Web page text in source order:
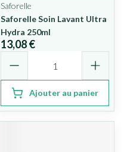
Saforelle
Saforelle Soin Lavant Ultra
Hydra 250ml
13,08 €
Ajouter au panier